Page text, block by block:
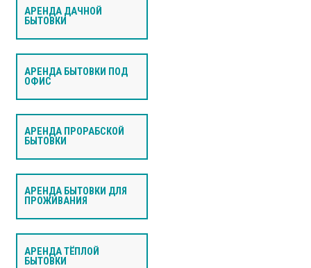
АРЕНДА ДАЧНОЙ
БЫТОВКИ
АРЕНДА БЫТОВКИ ПОД
ОФИС
АРЕНДА ПРОРАБСКОЙ
БЫТОВКИ
АРЕНДА БЫТОВКИ ДЛЯ
ПРОЖИВАНИЯ
АРЕНДА ТЁПЛОЙ
БЫТОВКИ